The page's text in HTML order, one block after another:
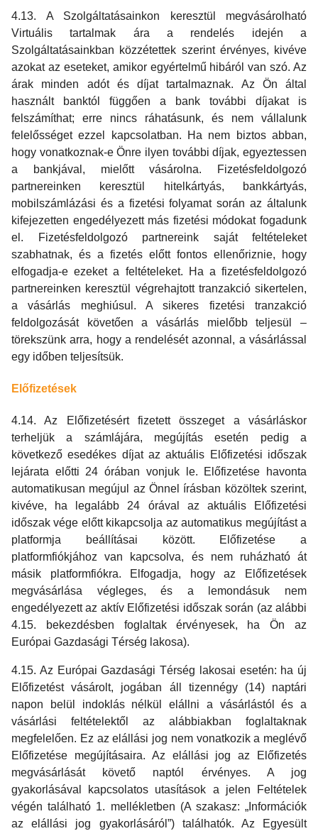
4.13. A Szolgáltatásainkon keresztül megvásárolható
Virtuális tartalmak ára a rendelés idején a
Szolgáltatásainkban közzétettek szerint érvényes, kivéve
azokat az eseteket, amikor egyértelmű hibáról van szó. Az
árak minden adót és díjat tartalmaznak. Az Ön által
használt banktól függően a bank további díjakat is
felszámíthat; erre nincs ráhatásunk, és nem vállalunk
felelősséget ezzel kapcsolatban. Ha nem biztos abban,
hogy vonatkoznak-e Önre ilyen további díjak, egyeztessen
a bankjával, mielőtt vásárolna. Fizetésfeldolgozó
partnereinken keresztül hitelkártyás, bankkártyás,
mobilszámlázási és a fizetési folyamat során az általunk
kifejezetten engedélyezett más fizetési módokat fogadunk
el. Fizetésfeldolgozó partnereink saját feltételeket
szabhatnak, és a fizetés előtt fontos ellenőriznie, hogy
elfogadja-e ezeket a feltételeket. Ha a fizetésfeldolgozó
partnereinken keresztül végrehajtott tranzakció sikertelen,
a vásárlás meghiúsul. A sikeres fizetési tranzakció
feldolgozását követően a vásárlás mielőbb teljesül –
törekszünk arra, hogy a rendelését azonnal, a vásárlással
egy időben teljesítsük.
Előfizetések
4.14. Az Előfizetésért fizetett összeget a vásárláskor
terheljük a számlájára, megújítás esetén pedig a
következő esedékes díjat az aktuális Előfizetési időszak
lejárata előtti 24 órában vonjuk le. Előfizetése havonta
automatikusan megújul az Önnel írásban közöltek szerint,
kivéve, ha legalább 24 órával az aktuális Előfizetési
időszak vége előtt kikapcsolja az automatikus megújítást a
platformja beállításai között. Előfizetése a
platformfiókjához van kapcsolva, és nem ruházható át
másik platformfiókra. Elfogadja, hogy az Előfizetések
megvásárlása végleges, és a lemondásuk nem
engedélyezett az aktív Előfizetési időszak során (az alábbi
4.15. bekezdésben foglaltak érvényesek, ha Ön az
Európai Gazdasági Térség lakosa).
4.15. Az Európai Gazdasági Térség lakosai esetén: ha új
Előfizetést vásárolt, jogában áll tizennégy (14) naptári
napon belül indoklás nélkül elállni a vásárlástól és a
vásárlási feltételektől az alábbiakban foglaltaknak
megfelelően. Ez az elállási jog nem vonatkozik a meglévő
Előfizetése megújításaira. Az elállási jog az Előfizetés
megvásárlását követő naptól érvényes. A jog
gyakorlásával kapcsolatos utasítások a jelen Feltételek
végén található 1. mellékletben (A szakasz: „Információk
az elállási jog gyakorlásáról”) találhatók. Az Egyesült